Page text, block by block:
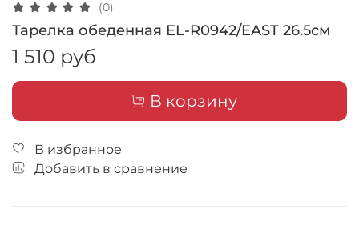
(0)
Тарелка обеденная EL-R0942/EAST 26.5см
1 510 руб
В корзину
В избранное
Добавить в сравнение